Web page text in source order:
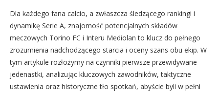
Dla każdego fana calcio, a zwłaszcza śledzącego rankingi i
dynamikę Serie A, znajomość potencjalnych składów
meczowych Torino FC i Interu Mediolan to klucz do pełnego
zrozumienia nadchodzącego starcia i oceny szans obu ekip. W
tym artykule rozłożymy na czynniki pierwsze przewidywane
jedenastki, analizując kluczowych zawodników, taktyczne
ustawienia oraz historyczne tło spotkań, abyście byli w pełni